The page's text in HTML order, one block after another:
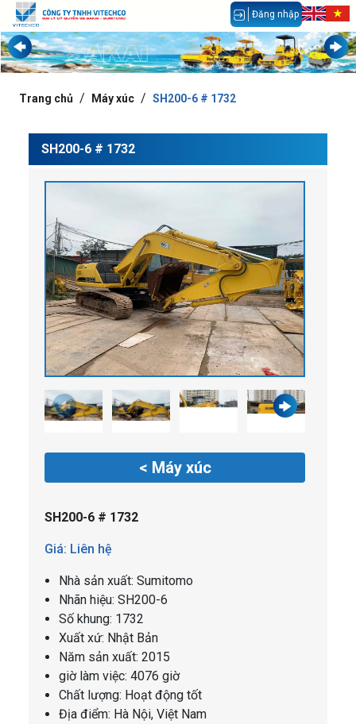
Đăng nhập
Trang chủ Máy xúc SH200-6 # 1732
SH200-6 # 1732
< Máy xúc
SH200-6 # 1732
Giá: Liên hệ
Nhà sản xuất: Sumitomo
Nhãn hiệu: SH200-6
Số khung: 1732
Xuất xứ: Nhật Bản
Năm sản xuất: 2015
giờ làm việc: 4076 giờ
Chất lượng: Hoạt động tốt
Địa điểm: Hà Nội, Việt Nam